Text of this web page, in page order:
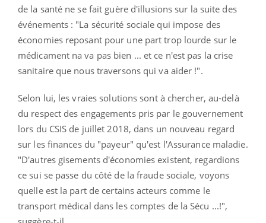
de la santé ne se fait guère d'illusions sur la suite des
événements : "La sécurité sociale qui impose des
économies reposant pour une part trop lourde sur le
médicament na va pas bien ... et ce n'est pas la crise
sanitaire que nous traversons qui va aider !".
Selon lui, les vraies solutions sont à chercher, au-delà
du respect des engagements pris par le gouvernement
lors du CSIS de juillet 2018, dans un nouveau regard
sur les finances du "payeur" qu'est l'Assurance maladie.
"D'autres gisements d'économies existent, regardions
ce sui se passe du côté de la fraude sociale, voyons
quelle est la part de certains acteurs comme le
transport médical dans les comptes de la Sécu ...!",